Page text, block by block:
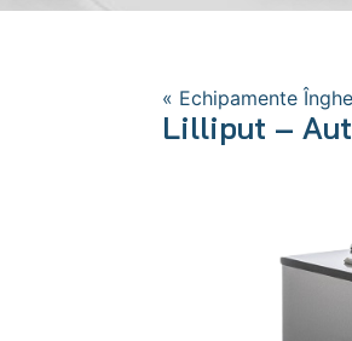
« Echipamente
Lilliput –